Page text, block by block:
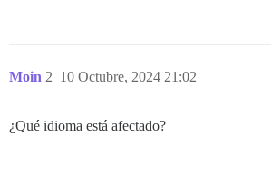
Moin 10 Octubre, 2024 21:02
2
¿Qué idioma está afectado?